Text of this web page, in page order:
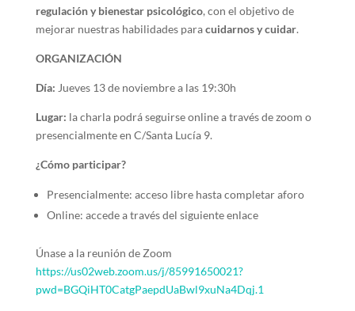
regulación y bienestar psicológico, con el objetivo de
mejorar nuestras habilidades paracuidarnos y cuidar.
ORGANIZACIÓN
Día: Jueves 13 de noviembre a las 19:30h
Lugar: la charla podrá seguirse online a través de zoom o
presencialmente en C/Santa Lucía 9.
¿Cómo participar?
Presencialmente: acceso libre hasta completar aforo
Online: accede a través del siguiente enlace
Únase a la reunión de Zoom
https://us02web.zoom.us/j/85991650021?
pwd=BGQiHT0CatgPaepdUaBwl9xuNa4Dqj.1